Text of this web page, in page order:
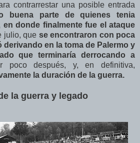
contrarrestar una posible entrada
buena parte de quienes tenia
en donde finalmente fue el ataque
julio, que se encontraron con poca
derivando en la toma de Palermo y
que terminaría derrocando a
poco después, y, en definitiva,
la duración de la guerra.
la guerra y legado